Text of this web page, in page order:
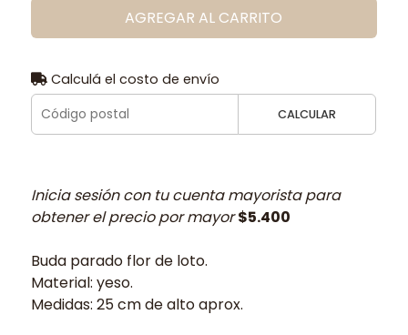
AGREGAR AL CARRITO
Calculá el costo de envío
CALCULAR
Inicia sesión con tu cuenta mayorista para
obtener el precio por mayor$5.400
Buda parado flor de loto.
Material: yeso.
Medidas: 25 cm de alto aprox.